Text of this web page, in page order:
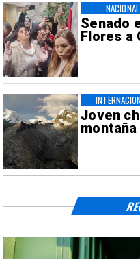
Senado
Flores a
NACIONAL
Joven